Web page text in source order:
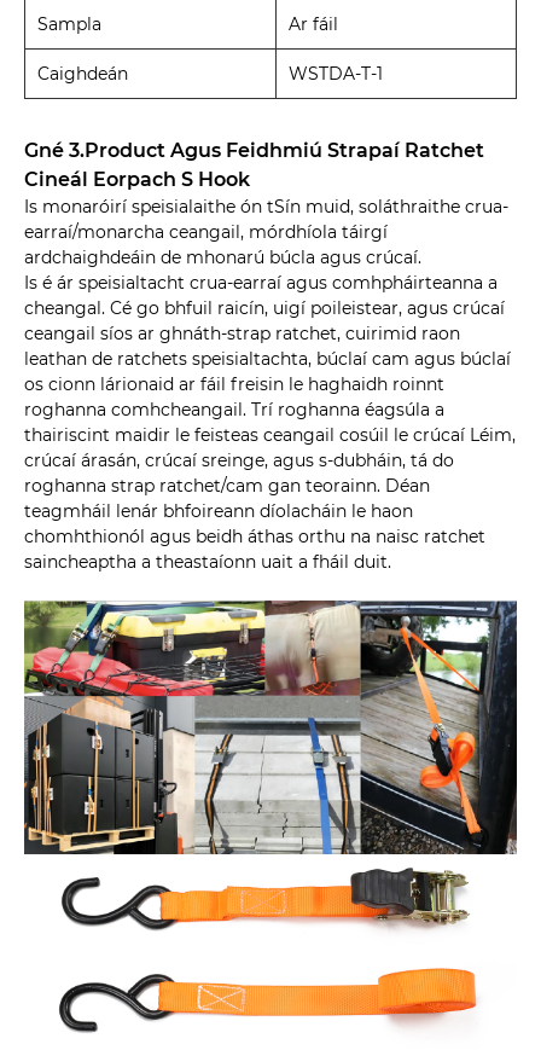
Sampla Ar fáil
Caighdeán WSTDA-T-1
Gné 3.Product Agus Feidhmiú Strapaí Ratchet
Cineál Eorpach S Hook
Is monaróirí speisialaithe ón tSín muid, soláthraithe crua-
earraí/monarcha ceangail, mórdhíola táirgí
ardchaighdeáin de mhonarú búcla agus crúcaí.
Is é ár speisialtacht crua-earraí agus comhpháirteanna a
cheangal. Cé go bhfuil raicín, uigí poileistear, agus crúcaí
ceangail síos ar ghnáth-strap ratchet, cuirimid raon
leathan de ratchets speisialtachta, búclaí cam agus búclaí
os cionn lárionaid ar fáil freisin le haghaidh roinnt
roghanna comhcheangail. Trí roghanna éagsúla a
thairiscint maidir le feisteas ceangail cosúil le crúcaí Léim,
crúcaí árasán, crúcaí sreinge, agus s-dubháin, tá do
roghanna strap ratchet/cam gan teorainn. Déan
teagmháil lenár bhfoireann díolacháin le haon
chomhthionól agus beidh áthas orthu na naisc ratchet
saincheaptha a theastaíonn uait a fháil duit.